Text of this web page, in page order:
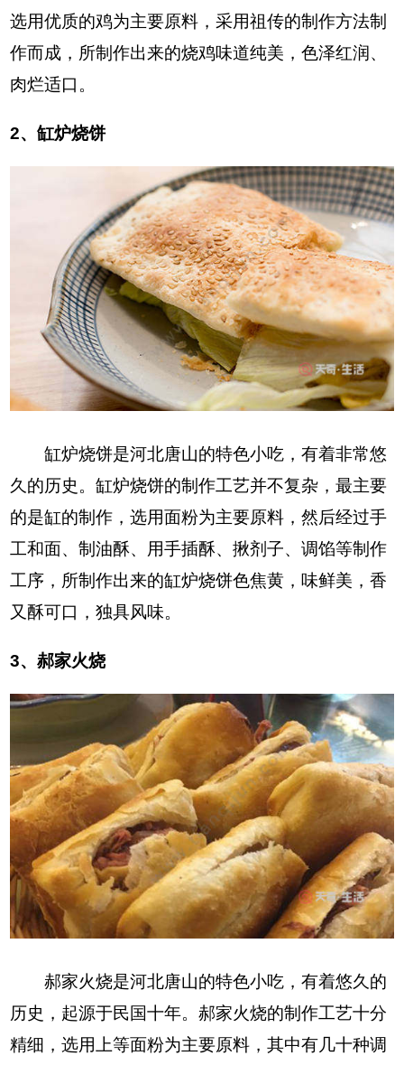
选用优质的鸡为主要原料，采用祖传的制作方法制
作而成，所制作出来的烧鸡味道纯美，色泽红润、
肉烂适口。
2、缸炉烧饼
缸炉烧饼是河北唐山的特色小吃，有着非常悠
久的历史。缸炉烧饼的制作工艺并不复杂，最主要
的是缸的制作，选用面粉为主要原料，然后经过手
工和面、制油酥、用手插酥、揪剂子、调馅等制作
工序，所制作出来的缸炉烧饼色焦黄，味鲜美，香
又酥可口，独具风味。
3、郝家火烧
郝家火烧是河北唐山的特色小吃，有着悠久的
历史，起源于民国十年。郝家火烧的制作工艺十分
精细，选用上等面粉为主要原料，其中有几十种调